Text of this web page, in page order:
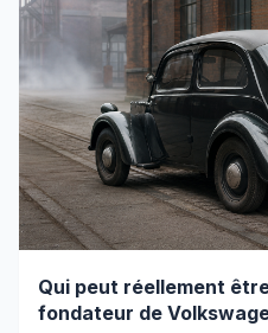
Qui peut réellement
fondateur de